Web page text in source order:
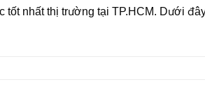
tốt nhất thị trường tại TP.HCM. Dưới